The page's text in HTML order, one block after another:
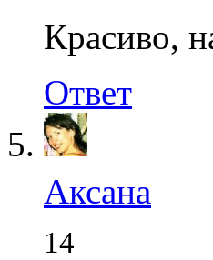
Красиво,
Ответ
Аксана
14